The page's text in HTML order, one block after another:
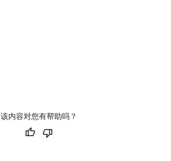
该内容对您有帮助吗？